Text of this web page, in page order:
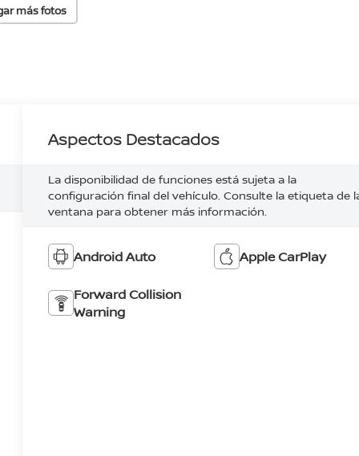
más fotos
Aspectos Destacados
La disponibilidad de funciones está sujeta a la
configuración final del vehículo. Consulte la etiqueta de
ventana para obtener más información.
Android Auto Apple CarPlay
Forward Collision
Warning